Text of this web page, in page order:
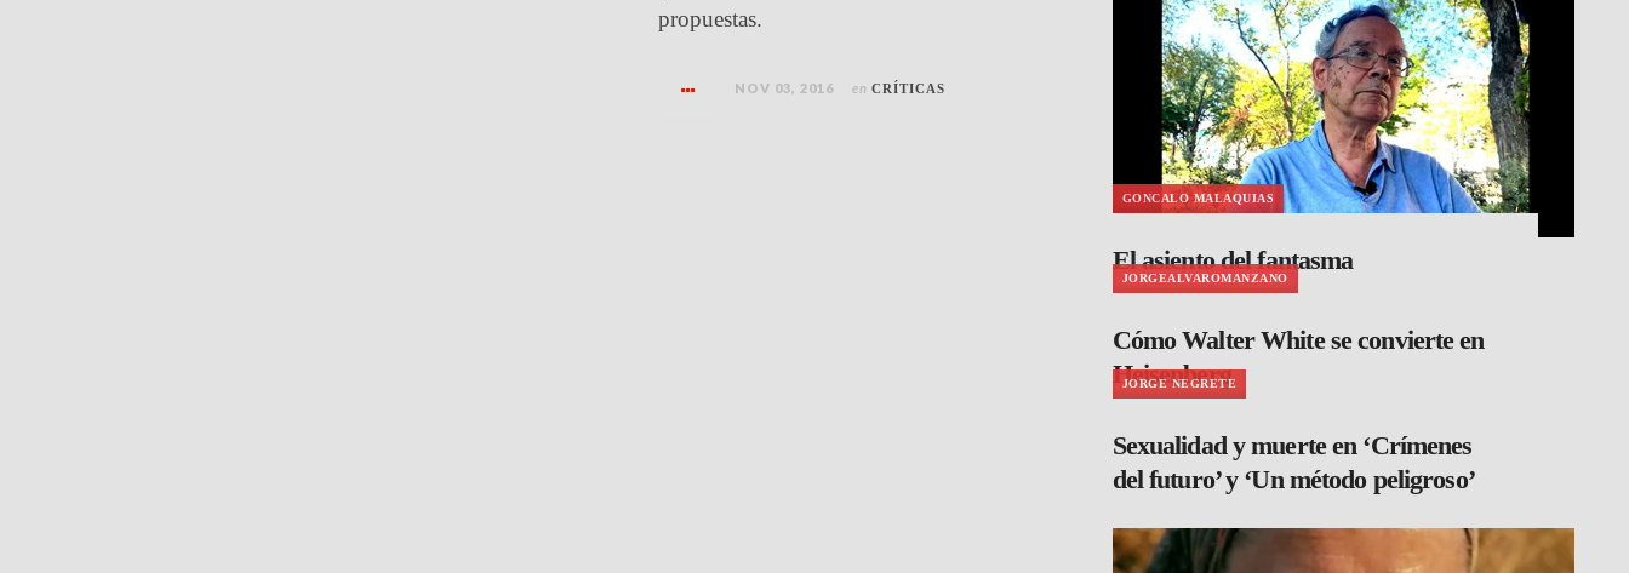
propuestas.
NOV 03, 2016 en CRÍTICAS
GONCALO MALAQUIAS
El asiento del fantasma
JORGEALVAROMANZANO
Cómo Walter White se convierte en
Heisenberg
JORGE NEGRETE
Sexualidad y muerte en ‘Crímenes
del futuro’ y ‘Un método peligroso’